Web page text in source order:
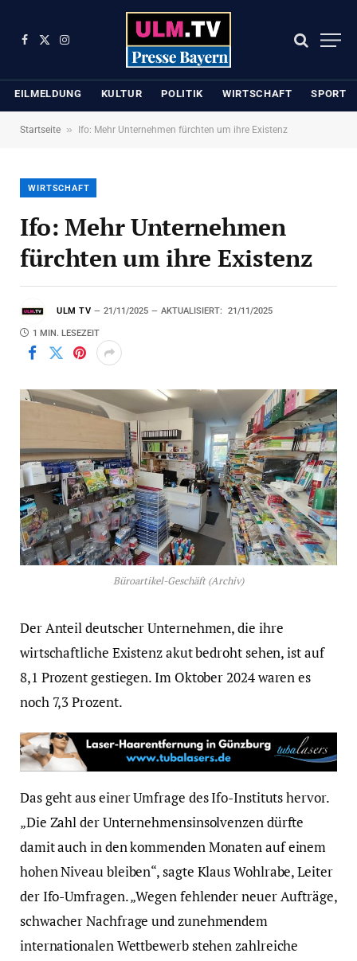
Facebook
X
Instagram
EILMELDUNG KULTUR POLITIK WIRTSCHAFT SPORT
Startseite » Ifo: Mehr Unternehmen fürchten um ihre Existenz
WIRTSCHAFT
Ifo: Mehr Unternehmen
fürchten um ihre Existenz
ULM TV 21/11/2025 AKTUALISIERT: 21/11/2025
1 MIN. LESEZEIT
Büroartikel-Geschäft (Archiv)
Der Anteil deutscher Unternehmen, die ihre
wirtschaftliche Existenz akut bedroht sehen, ist auf
8,1 Prozent gestiegen. Im Oktober 2024 waren es
noch 7,3 Prozent.
Das geht aus einer Umfrage des Ifo-Instituts hervor.
„Die Zahl der Unternehmensinsolvenzen dürfte
damit auch in den kommenden Monaten auf einem
hohen Niveau bleiben“, sagte Klaus Wohlrabe, Leiter
der Ifo-Umfragen. „Wegen fehlender neuer Aufträge,
schwacher Nachfrage und zunehmendem
internationalen Wettbewerb stehen zahlreiche